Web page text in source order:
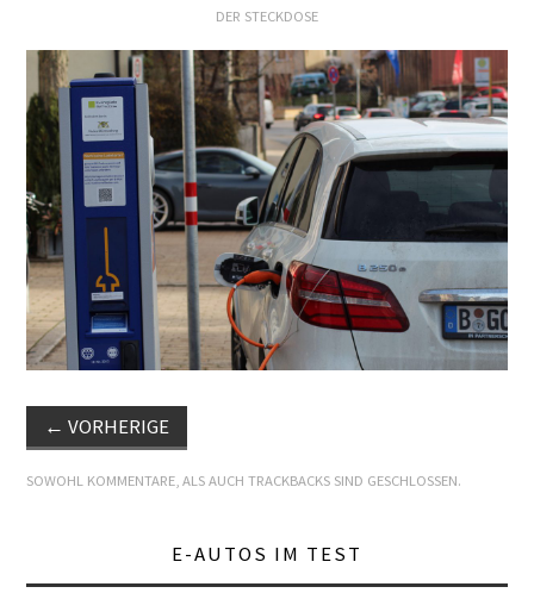
SCHAUFENSTER
E+PIH
LEXIKON A
A BIS Z
KONTAKT
DER STECKDOSE
← VORHERIGE
SOWOHL KOMMENTARE, ALS AUCH TRACKBACKS SIND GESCHLOSSEN.
E-AUTOS IM TEST